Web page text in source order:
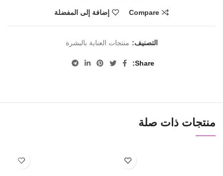
Compare إضافة إلى المفضلة
التصنيف: منتجات العناية بالبشرة
Share
منتجات ذات صلة